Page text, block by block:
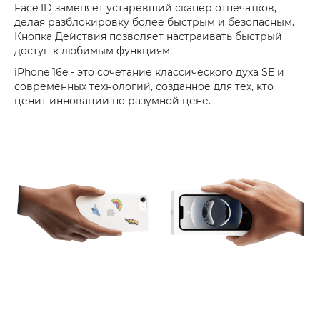
Face ID заменяет устаревший сканер отпечатков,
делая разблокировку более быстрым и безопасным.
Кнопка Действия позволяет настраивать быстрый
доступ к любимым функциям.
iPhone 16e - это сочетание классического духа SE и
современных технологий, созданное для тех, кто
ценит инновации по разумной цене.